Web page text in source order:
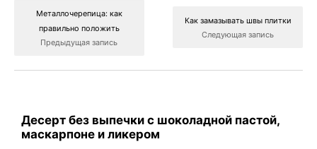
Металлочерепица: как
правильно положить
Предыдущая запись
Как замазывать швы плитки
Следующая запись
Десерт без выпечки с шоколадной пастой,
маскарпоне и ликером